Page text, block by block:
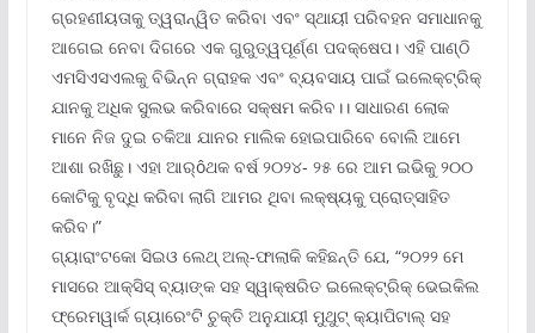
ଗ୍ରହଣୀୟତାକୁ ତ୍ୱରାନ୍ୱିତ କରିବା ଏବଂ ସ୍ଥାୟୀ ପରିବହନ ସମାଧାନକୁ
ଆଗେଇ ନେବା ଦିଗରେ ଏକ ଗୁରୁତ୍ୱପୂର୍ଣ୍ଣ ପଦକ୍ଷେପ। ଏହି ପାଣ୍ଠି
ଏମସିଏସଏଲକୁ ବିଭିନ୍ନ ଗ୍ରାହକ ଏବଂ ବ୍ୟବସାୟ ପାଇଁ ଇଲେକ୍ଟ୍ରିକ୍
ଯାନକୁ ଅଧିକ ସୁଲଭ କରିବାରେ ସକ୍ଷମ କରିବ।। ସାଧାରଣ ଲୋକ
ମାନେ ନିଜ ଦୁଇ ଚକିଆ ଯାନର ମାଲିକ ହୋଇପାରିବେ ବୋଲି ଆମେ
ଆଶା ରଖିଛୁ। ଏହା ଆର୍ôଥକ ବର୍ଷ ୨୦୨୪- ୨୫ ରେ ଆମ ଇଭିକୁ ୨୦୦
କୋଟିକୁ ବୃଦ୍ଧି କରିବା ଲାଗି ଆମର ଥିବା ଲକ୍ଷ୍ୟକୁ ପ୍ରୋତ୍ସାହିତ
କରିବ।”
ଗ୍ୟାରାଂଟକୋ ସିଇଓ ଲେଥ୍ ଅଲ୍‌-ଫାଲାକି କହିଛନ୍ତି ଯେ, “୨୦୨୨ ମେ
ମାସରେ ଆକ୍ସିସ୍ ବ୍ୟାଙ୍କ ସହ ସ୍ୱାକ୍ଷରିତ ଇଲେକ୍ଟ୍ରିକ୍ ଭେଇକିଲ
ଫ୍ରେମୱାର୍କ ଗ୍ୟାରେଂଟି ଚୁକ୍ତି ଅନୁଯାୟୀ ମୁଥୁଟ୍ କ୍ୟାପିଟାଲ୍ ସହ